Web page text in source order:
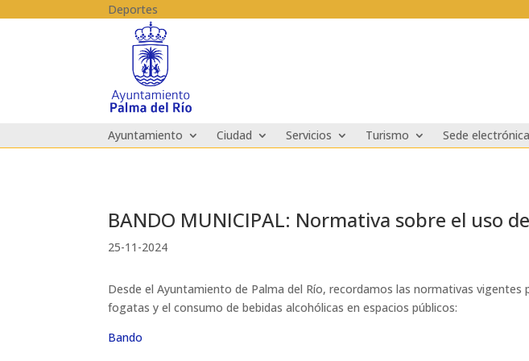
Deportes
Ayuntamiento Ciudad Servicios Turismo Sede electrónica
BANDO MUNICIPAL: Normativa sobre el uso
25-11-2024
Desde el Ayuntamiento de Palma del Río, recordamos las normativas
fogatas y el consumo de bebidas alcohólicas en espacios públicos:
Bando